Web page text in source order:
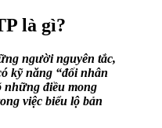
là gì?
người nguyên tắc,
kỹ năng “đối nhân
những điều mong
việc biểu lộ bản